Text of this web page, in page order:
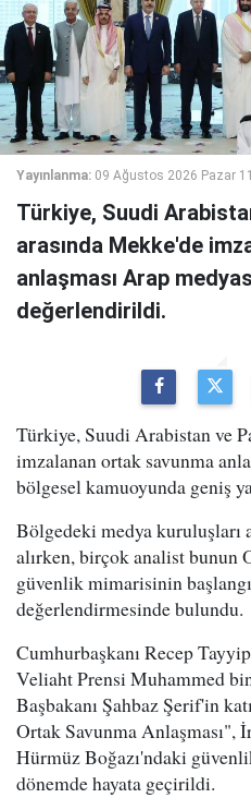
Yayınlanma: 09 Ağustos 2026 Pazar
Türkiye, Suudi
arasında Mekke'de
anlaşması Arap
değerlendirildi.
Türkiye, Suudi Arabistan ve
imzalanan ortak savunma
bölgesel kamuoyunda geniş
Bölgedeki medya kuruluşları
alırken, birçok analist bunun
güvenlik mimarisinin
değerlendirmesinde bulundu.
Cumhurbaşkanı Recep
Veliaht Prensi Muhammed
Başbakanı Şahbaz Şerif'in
Ortak Savunma
Hürmüz Boğazı'ndaki
dönemde hayata geçirildi.